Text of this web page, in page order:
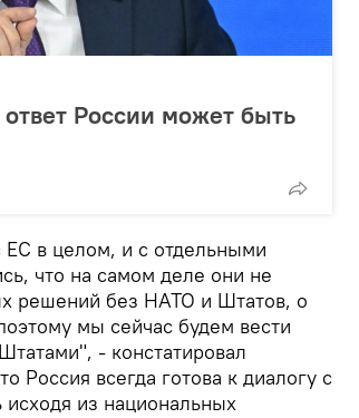
России может быть
ЕС в целом, и с отдельными
что на самом деле они не
решений без НАТО и Штатов, о
мы сейчас будем вести
- констатировал
Россия всегда готова к диалогу с
исходя из национальных